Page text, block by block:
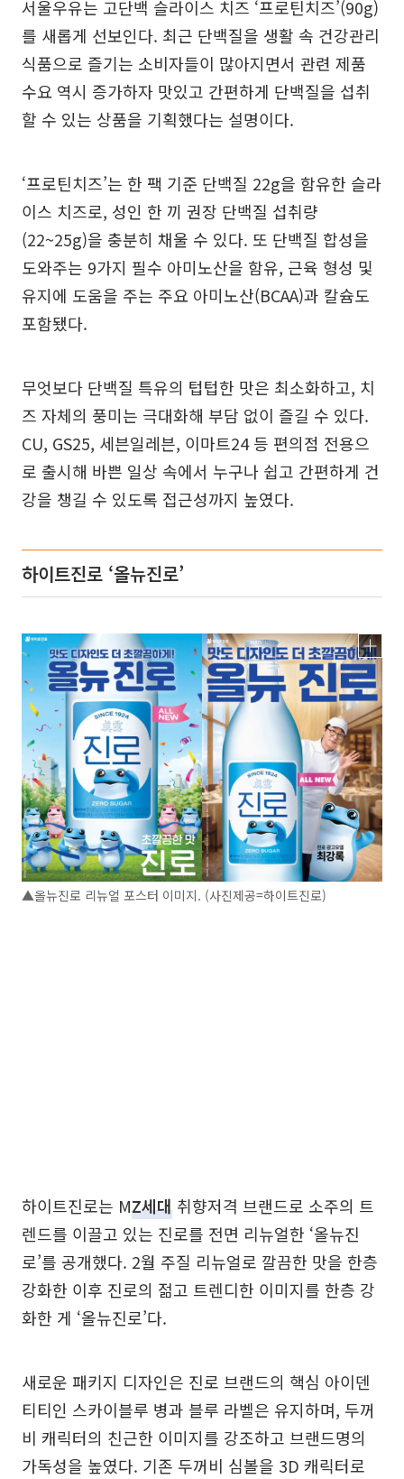
서울우유는 고단백 슬라이스 치즈 ‘프로틴치즈’(90g)
를 새롭게 선보인다. 최근 단백질을 생활 속 건강관리
식품으로 즐기는 소비자들이 많아지면서 관련 제품
수요 역시 증가하자 맛있고 간편하게 단백질을 섭취
할 수 있는 상품을 기획했다는 설명이다.
‘프로틴치즈’는 한 팩 기준 단백질 22g을 함유한 슬라
이스 치즈로, 성인 한 끼 권장 단백질 섭취량
(22~25g)을 충분히 채울 수 있다. 또 단백질 합성을
도와주는 9가지 필수 아미노산을 함유, 근육 형성 및
유지에 도움을 주는 주요 아미노산(BCAA)과 칼슘도
포함됐다.
무엇보다 단백질 특유의 텁텁한 맛은 최소화하고, 치
즈 자체의 풍미는 극대화해 부담 없이 즐길 수 있다.
CU, GS25, 세븐일레븐, 이마트24 등 편의점 전용으
로 출시해 바쁜 일상 속에서 누구나 쉽고 간편하게 건
강을 챙길 수 있도록 접근성까지 높였다.
하이트진로 ‘올뉴진로’
▲올뉴진로 리뉴얼 포스터 이미지. (사진제공=하이트진로)
하이트진로는 MZ세대 취향저격 브랜드로 소주의 트
렌드를 이끌고 있는 진로를 전면 리뉴얼한 ‘올뉴진
로’를 공개했다. 2월 주질 리뉴얼로 깔끔한 맛을 한층
강화한 이후 진로의 젊고 트렌디한 이미지를 한층 강
화한 게 ‘올뉴진로’다.
새로운 패키지 디자인은 진로 브랜드의 핵심 아이덴
티티인 스카이블루 병과 블루 라벨은 유지하며, 두꺼
비 캐릭터의 친근한 이미지를 강조하고 브랜드명의
가독성을 높였다. 기존 두꺼비 심볼을 3D 캐릭터로